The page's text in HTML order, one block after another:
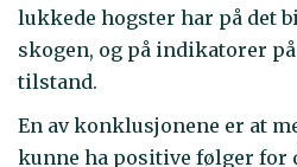
lukkede hogster har på det
skogen, og på indikatorer
tilstand.
En av konklusjonene er at
kunne ha positive følger for